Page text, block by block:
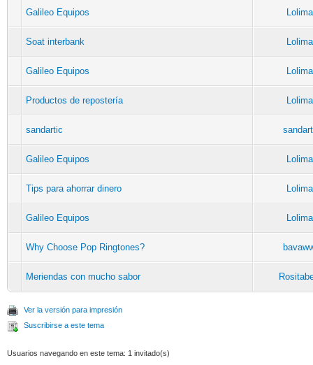
Galileo Equipos
Soat interbank
Galileo Equipos
Productos de repostería
sandartic
Galileo Equipos
Tips para ahorrar dinero
Galileo Equipos
Why Choose Pop Ringtones?
Meriendas con mucho sabor
Ver la versión para impresión
Suscribirse a este tema
Usuarios navegando en este tema: 1 invitado(s)